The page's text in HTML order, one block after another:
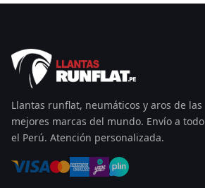
Llantas runflat, neumáticos y aros de las
mejores marcas del mundo. Envío a todo
el Perú. Atención personalizada.